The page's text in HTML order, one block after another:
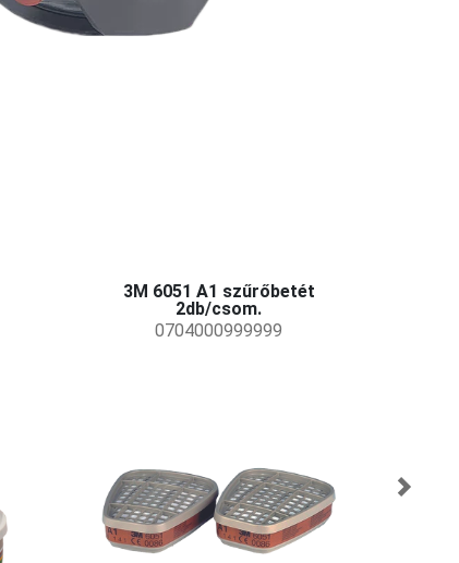
3M 6051 A1 szűrőbetét
2db/csom.
0704000999999